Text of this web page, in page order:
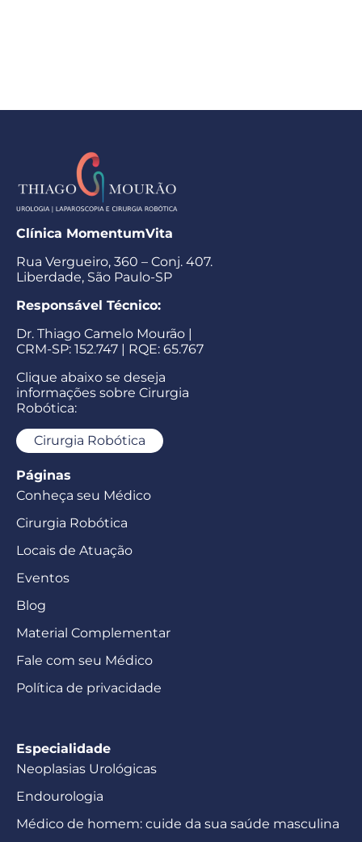
Clínica MomentumVita
Rua Vergueiro, 360 – Conj. 407.
Liberdade, São Paulo-SP
Responsável Técnico:
Dr. Thiago Camelo Mourão |
CRM-SP: 152.747 | RQE: 65.767
Clique abaixo se deseja
informações sobre Cirurgia
Robótica:
Cirurgia Robótica
Páginas
Conheça seu Médico
Cirurgia Robótica
Locais de Atuação
Eventos
Blog
Material Complementar
Fale com seu Médico
Política de privacidade
Especialidade
Neoplasias Urológicas
Endourologia
Médico de homem: cuide da sua saúde masculina